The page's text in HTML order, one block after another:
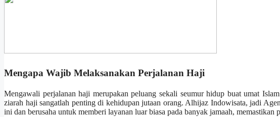
Mengapa Wajib Melaksanakan Perjalanan Haji
Mengawali perjalanan haji merupakan peluang sekali seumur hidup buat umat
ziarah haji sangatlah penting di kehidupan jutaan orang. Alhijaz Indowisata, jadi
ini dan berusaha untuk memberi layanan luar biasa pada banyak jamaah, memastikan